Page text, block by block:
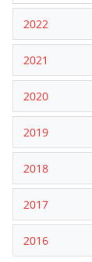
2022
2021
2020
2019
2018
2017
2016